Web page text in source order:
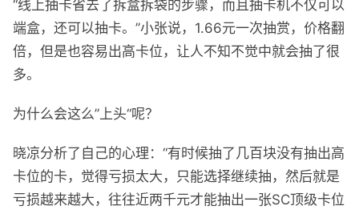
“线上抽卡省去了拆盒拆袋的步骤，而且抽卡机不仅可以
端盒，还可以抽卡。”小张说，1.66元一次抽赏，价格翻
倍，但是也容易出高卡位，让人不知不觉中就会抽了很
多。
为什么会这么”上头“呢？
晓凉分析了自己的心理：“有时候抽了几百块没有抽出高
卡位的卡，觉得亏损太大，只能选择继续抽，然后就是
亏损越来越大，往往近两千元才能抽出一张SC顶级卡位